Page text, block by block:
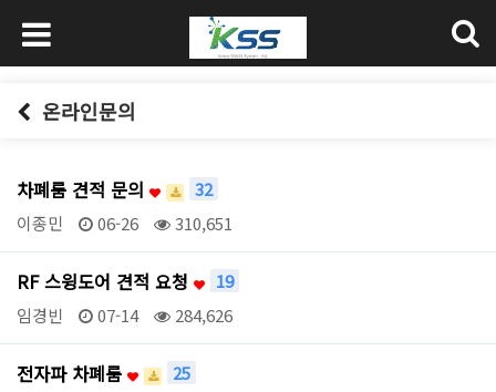
온라인문의
차폐룸 견적 문의
32
이종민
06-26 310,651
RF 스윙도어 견적 요청
19
임경빈
07-14 284,626
전자파 차폐룸
25